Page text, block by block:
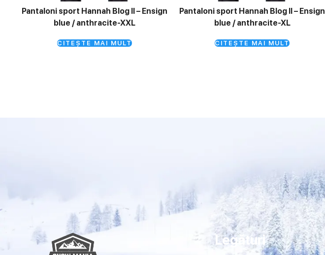
Pantaloni sport Hannah Blog II – Ensign
blue / anthracite-XXL
CITEȘTE MAI MULT
Pantaloni sport Hannah Blog II – Ensign
blue / anthracite-XL
CITEȘTE MAI MULT
Legături